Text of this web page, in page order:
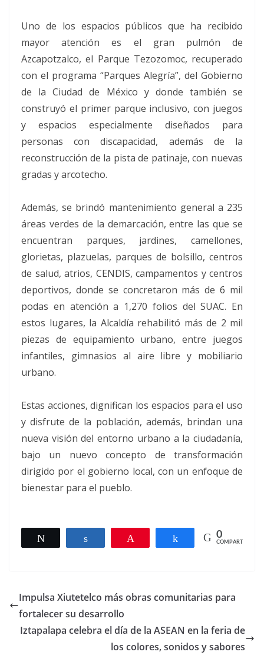
Uno de los espacios públicos que ha recibido
mayor atención es el gran pulmón de
Azcapotzalco, el Parque Tezozomoc, recuperado
con el programa “Parques Alegría”, del Gobierno
de la Ciudad de México y donde también se
construyó el primer parque inclusivo, con juegos
y espacios especialmente diseñados para
personas con discapacidad, además de la
reconstrucción de la pista de patinaje, con nuevas
gradas y arcotecho.
Además, se brindó mantenimiento general a 235
áreas verdes de la demarcación, entre las que se
encuentran parques, jardines, camellones,
glorietas, plazuelas, parques de bolsillo, centros
de salud, atrios, CENDIS, campamentos y centros
deportivos, donde se concretaron más de 6 mil
podas en atención a 1,270 folios del SUAC. En
estos lugares, la Alcaldía rehabilitó más de 2 mil
piezas de equipamiento urbano, entre juegos
infantiles, gimnasios al aire libre y mobiliario
urbano.
Estas acciones, dignifican los espacios para el uso
y disfrute de la población, además, brindan una
nueva visión del entorno urbano a la ciudadanía,
bajo un nuevo concepto de transformación
dirigido por el gobierno local, con un enfoque de
bienestar para el pueblo.
Compartir Compartir
0
COMPARTIR
Impulsa Xiutetelco más obras comunitarias para
fortalecer su desarrollo
Iztapalapa celebra el día de la ASEAN en la feria de
los colores, sonidos y sabores